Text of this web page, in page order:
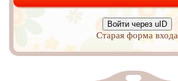
Войти через uID
Старая форма входа